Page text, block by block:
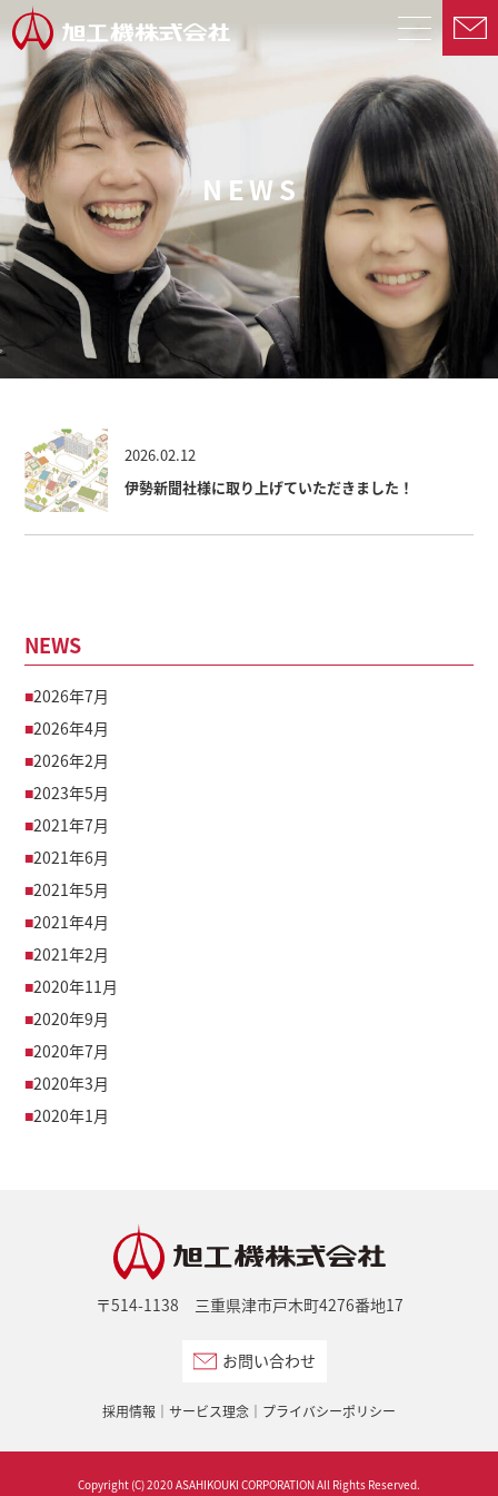
NEWS
2026.02.12
伊勢新聞社様に取り上げていただきました！
NEWS
2026年7月
2026年4月
2026年2月
2023年5月
2021年7月
2021年6月
2021年5月
2021年4月
2021年2月
2020年11月
2020年9月
2020年7月
2020年3月
2020年1月
〒514-1138 三重県津市戸木町4276番地17
採用情報 サービス理念 プライバシーポリシー
お問い合わせ
Copyright (C) 2020 ASAHIKOUKI CORPORATION All Rights Reserved.